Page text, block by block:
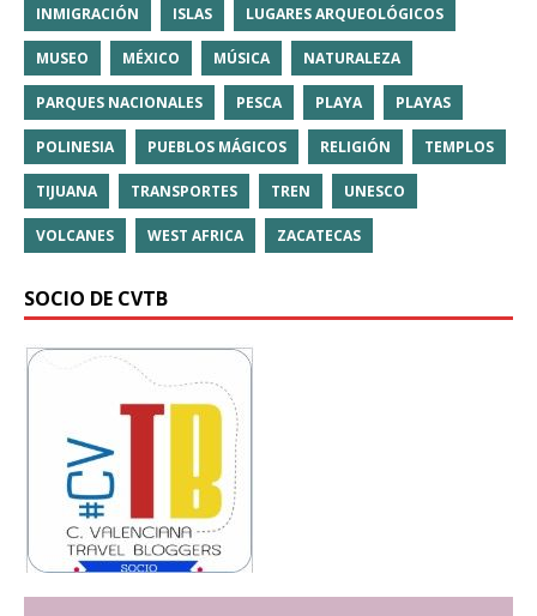
INMIGRACIÓN ISLAS LUGARES ARQUEOLÓGICOS
MUSEO MÉXICO MÚSICA NATURALEZA
PARQUES NACIONALES PESCA PLAYA PLAYAS
POLINESIA PUEBLOS MÁGICOS RELIGIÓN TEMPLOS
TIJUANA TRANSPORTES TREN UNESCO
VOLCANES WEST AFRICA ZACATECAS
SOCIO DE CVTB